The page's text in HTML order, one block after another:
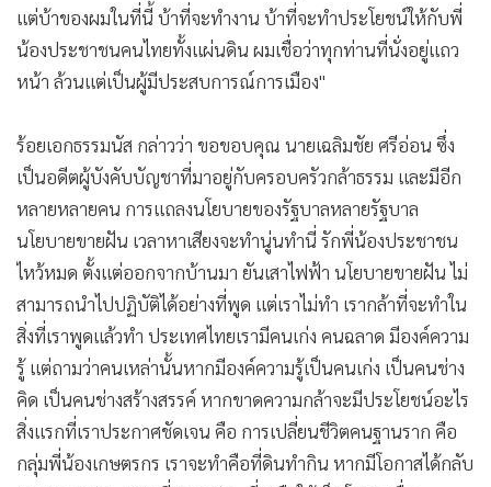
แต่บ้าของผมในที่นี้ บ้าที่จะทำงาน บ้าที่จะทำประโยชน์ให้กับพี่
น้องประชาชนคนไทยทั้งแผ่นดิน ผมเชื่อว่าทุกท่านที่นั่งอยู่แถว
หน้า ล้วนแต่เป็นผู้มีประสบการณ์การเมือง"
ร้อยเอกธรรมนัส กล่าวว่า ขอขอบคุณ นายเฉลิมชัย ศรีอ่อน ซึ่ง
เป็นอดีตผู้บังคับบัญชาที่มาอยู่กับครอบครัวกล้าธรรม และมีอีก
หลายหลายคน การแถลงนโยบายของรัฐบาลหลายรัฐบาล
นโยบายขายฝัน เวลาหาเสียงจะทำนู่นทำนี่ รักพี่น้องประชาชน
ไหว้หมด ตั้งแต่ออกจากบ้านมา ยันเสาไฟฟ้า นโยบายขายฝัน ไม่
สามารถนำไปปฏิบัติได้อย่างที่พูด แต่เราไม่ทำ เรากล้าที่จะทำใน
สิ่งที่เราพูดแล้วทำ ประเทศไทยเรามีคนเก่ง คนฉลาด มีองค์ความ
รู้ แต่ถามว่าคนเหล่านั้นหากมีองค์ความรู้เป็นคนเก่ง เป็นคนช่าง
คิด เป็นคนช่างสร้างสรรค์ หากขาดความกล้าจะมีประโยชน์อะไร
สิ่งแรกที่เราประกาศชัดเจน คือ การเปลี่ยนชีวิตคนฐานราก คือ
กลุ่มพี่น้องเกษตรกร เราจะทำคือที่ดินทำกิน หากมีโอกาสได้กลับ